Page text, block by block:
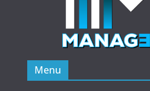
Menu